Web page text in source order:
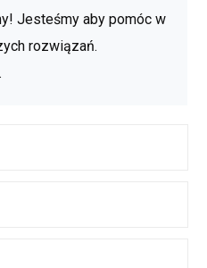
Jesteśmy aby pomóc w
rozwiązań.